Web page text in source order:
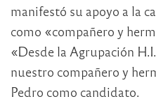
manifestó su apoyo a la
como «compañero y
«Desde la Agrupación
nuestro compañero y
Pedro como candidato.